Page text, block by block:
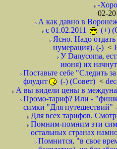
-
02-
А как давно в
с 01.02.2011
(+)
Ясно. Надо
нумерация). (-) <
У Danycoma,
июня) их
Поставьте себе "Следить
флудит
(-) (Совет) <
А вы видели цены в
Промо-тариф? Или -
симки "Для путешествий"
Для всех тарифов.
Помним-помним эти
остальных странах
Помнится, "в свое